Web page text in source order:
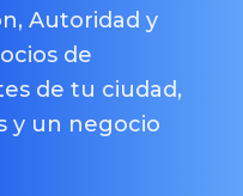
Autoridad y
de
de tu ciudad,
y un negocio